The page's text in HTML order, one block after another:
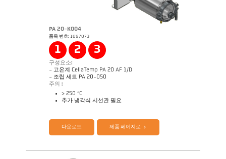
PA 20-K004
품목 번호: 1097073
1 2 3
구성요소:
- 고온계 CellaTemp PA 20 AF 1/D
- 조립 세트 PA 20-050
주의 :
> 250 °C
추가 냉각식 시선관 필요
제품 카다로그 Cellatemp PA
다운로드 제품 페이지로